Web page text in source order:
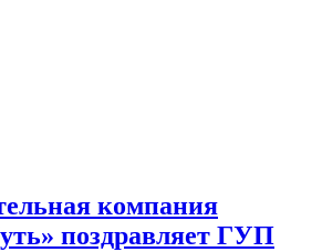
компания
поздравляет ГУП